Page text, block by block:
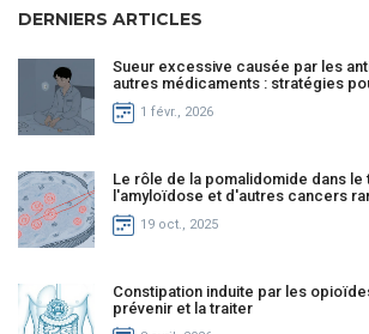
DERNIERS ARTICLES
Sueur excessive causée par les
autres médicaments : stratégies
1 févr., 2026
Le rôle de la pomalidomide dans le
l'amyloïdose et d'autres cancers
19 oct., 2025
Constipation induite par les
prévenir et la traiter